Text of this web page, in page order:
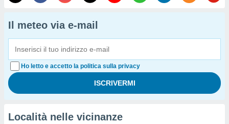
Il meteo via e-mail
Ho letto e accetto la politica sulla privacy
Località nelle vicinanze